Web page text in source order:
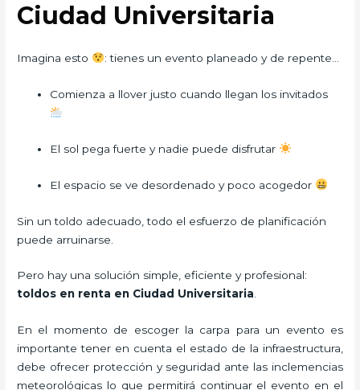
Ciudad Universitaria
Imagina esto : tienes un evento planeado y de repente…
Comienza a llover justo cuando llegan los invitados
El sol pega fuerte y nadie puede disfrutar
El espacio se ve desordenado y poco acogedor
Sin un toldo adecuado, todo el esfuerzo de planificación
puede arruinarse.
Pero hay una solución simple, eficiente y profesional:
toldos en renta en Ciudad Universitaria.
En el momento de escoger la carpa para un evento es
importante tener en cuenta el estado de la infraestructura,
debe ofrecer protección y seguridad ante las inclemencias
meteorológicas lo que permitirá continuar el evento en el